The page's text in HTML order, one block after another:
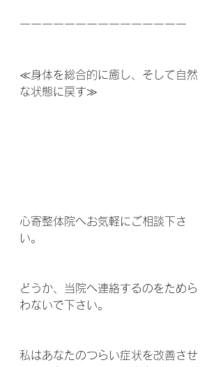
ーーーーーーーーーーーーーーー
≪身体を総合的に癒し、そして自然
な状態に戻す≫
心寄整体院へお気軽にご相談下さ
い。
どうか、当院へ連絡するのをためら
わないで下さい。
私はあなたのつらい症状を改善させ